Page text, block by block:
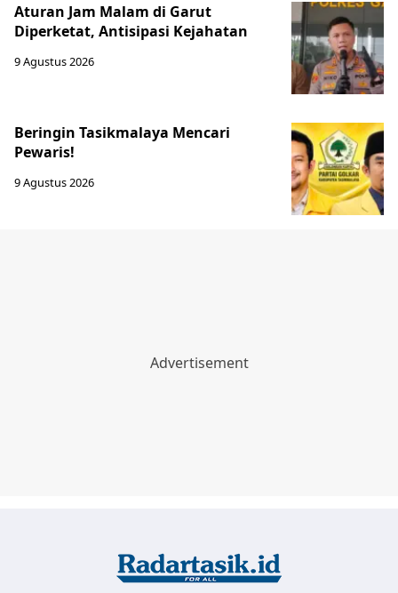
Aturan Jam Malam di Garut
Diperketat, Antisipasi Kejahatan
9 Agustus 2026
Beringin Tasikmalaya Mencari
Pewaris!
9 Agustus 2026